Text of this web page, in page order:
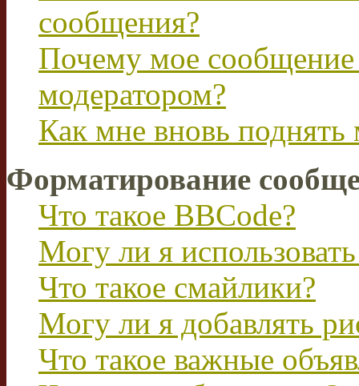
сообщения?
Почему мое сообщение
модератором?
Как мне вновь
Форматирование
Что такое BBCode?
Могу ли я
Что такое смайлики?
Могу ли я добавлять
Что такое важные